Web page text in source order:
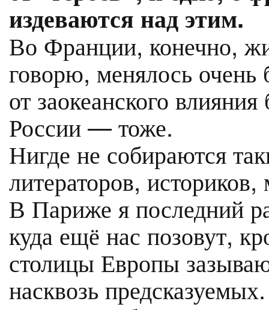
издеваются над этим.
Во Франции, конечно,
говорю, менялось
от заокеанского
России — тоже.
Нигде не собираются
литераторов,
В Париже я последний
куда ещё нас позовут,
столицы Европы
насквозь предсказуемых.